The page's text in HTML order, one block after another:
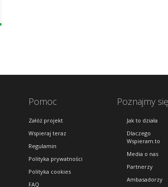
Pomoc
Załóż projekt
Wspieraj teraz
Regulamin
Polityka prywatności
Polityka cookies
FAQ
Poznajmy się
Jak to działa
Dlaczego
Wspieram.to
Media o nas
Partnerzy
Ambasadorzy